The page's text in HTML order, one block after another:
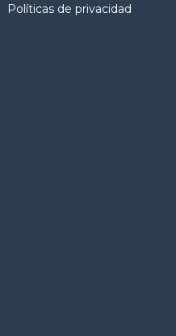
Políticas de privacidad